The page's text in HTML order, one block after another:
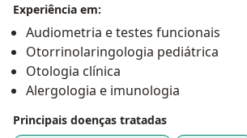
Experiência em:
Audiometria e testes funcionais
Otorrinolaringologia pediátrica
Otologia clínica
Alergologia e imunologia
Principais doenças tratadas